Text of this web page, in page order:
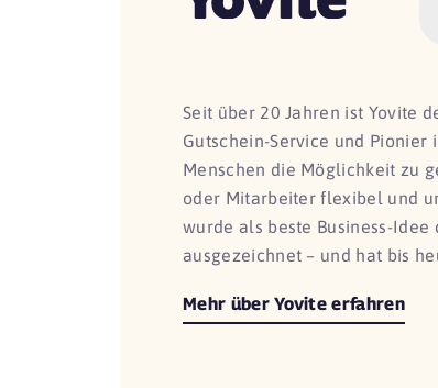
Seit über 20 Jahren ist Yovite
Gutschein-Service und Pionier
Menschen die Möglichkeit zu
oder Mitarbeiter flexibel und
wurde als beste Business-
ausgezeichnet – und hat bis
Mehr über Yovite erfahren